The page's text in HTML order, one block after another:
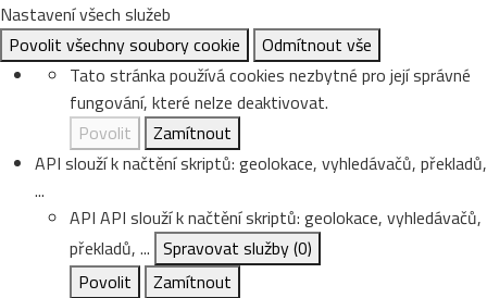
Nastavení všech služeb
Povolit všechny soubory cookie
Odmítnout vše
Tato stránka používá cookies nezbytné pro její správné
fungování, které nelze deaktivovat.
Povolit
Zamítnout
API slouží k načtění skriptů: geolokace, vyhledávačů, překladů,
...
API API slouží k načtění skriptů: geolokace, vyhledávačů,
překladů, ... Spravovat služby(0)
Povolit
Zamítnout